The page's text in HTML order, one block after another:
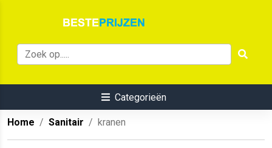
Categorieën
Home Sanitair kranen